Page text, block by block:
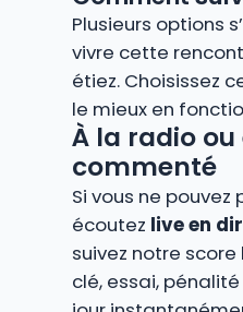
Plusieurs options
vivre cette
étiez. Choisissez
le mieux en
À la radio
commenté
Si vous ne
écoutez live en
suivez notre
clé, essai,